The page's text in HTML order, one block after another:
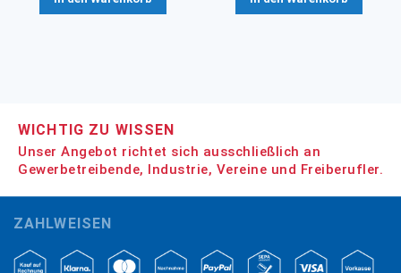
WICHTIG ZU WISSEN
Unser Angebot richtet sich ausschließlich an
Gewerbetreibende, Industrie, Vereine und Freiberufler.
ZAHLWEISEN